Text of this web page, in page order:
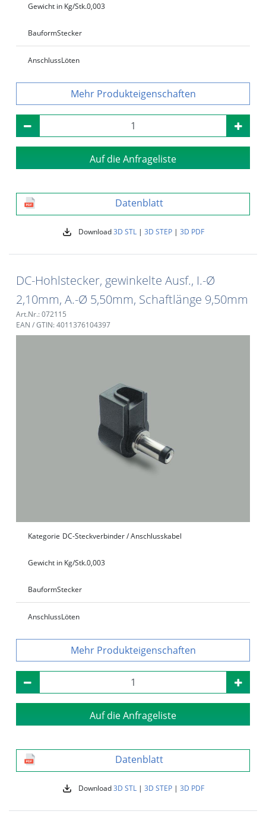
Gewicht in Kg/Stk.0,003
BauformStecker
AnschlussLöten
Produkteigenschaften
Auf die Anfrageliste
Datenblatt
Download3D STL| 3D STEP| 3D PDF
DC-Hohlstecker, gewinkelte Ausf., I.-Ø
2,10mm, A.-Ø 5,50mm, Schaftlänge 9,50mm
Art.Nr.: 072115
EAN / GTIN: 4011376104397
Kategorie DC-Steckverbinder / Anschlusskabel
Gewicht in Kg/Stk.0,003
BauformStecker
AnschlussLöten
Produkteigenschaften
Auf die Anfrageliste
Datenblatt
Download3D STL| 3D STEP| 3D PDF